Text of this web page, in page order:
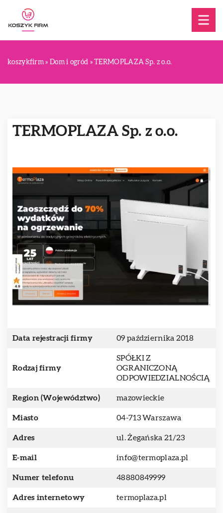
koszykfirm » Dom i ogród »TERMOPLAZA Sp. z o.o.
TERMOPLAZA Sp. z o.o.
Data rejestracji firmy 09 października 2018
Rodzaj firmy
SPÓŁKI Z
OGRANICZONĄ
ODPOWIEDZIALNOŚCIĄ
Region (Województwo) mazowieckie
Miasto 04-713 Warszawa
Adres ul. Żegańska 21/23
E-mail info@termoplaza.pl
Numer telefonu 48880849999
Adres internetowy termoplaza.pl